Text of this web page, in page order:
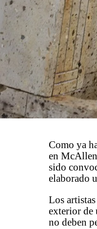
Como ya
en
sido
elaborado
Los
exterior de
no deben